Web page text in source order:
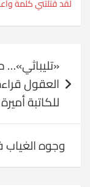
لقد قتلتني كلمة
المقالات
«تليباثي»…
العقول
للكاتبة
وجوه الغياب